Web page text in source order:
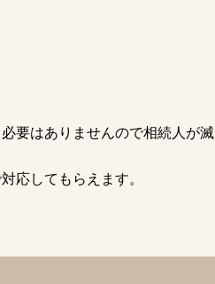
要はありませんので相続人が
応してもらえます。